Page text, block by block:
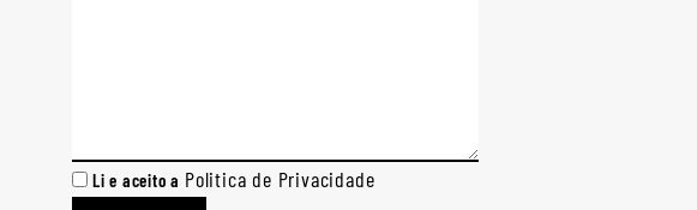
Li e aceito a Politica de Privacidade